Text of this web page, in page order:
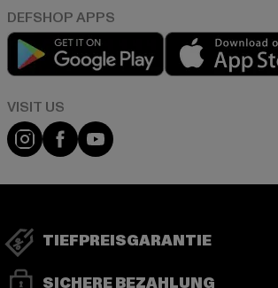
Play market
Visit our Instagram page:
Visit our Facebook page:
Visit our YouTube channel:
TIEFPREISGARANTIE
SICHERE BEZAHLUNG